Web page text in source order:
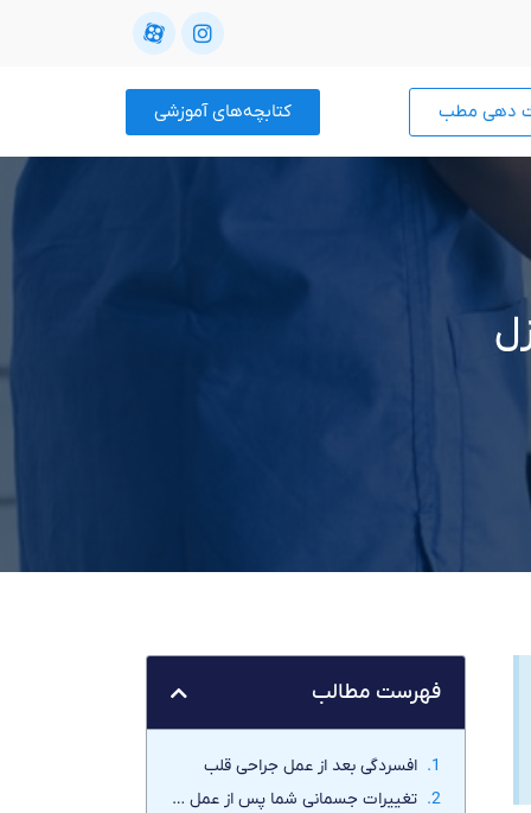
دهی مطب کتابچه‌های آموزشی
فهرست مطالب
افسردگی بعد از عمل جراحی قلب
تغییرات جسمانی شما پس از عمل جراحی قلب